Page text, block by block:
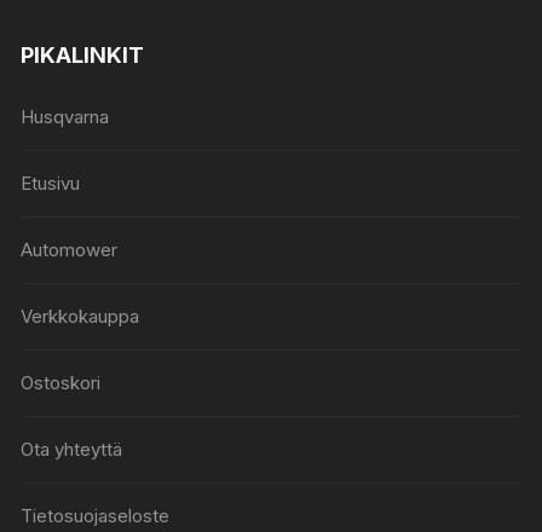
PIKALINKIT
Husqvarna
Etusivu
Automower
Verkkokauppa
Ostoskori
Ota yhteyttä
Tietosuojaseloste